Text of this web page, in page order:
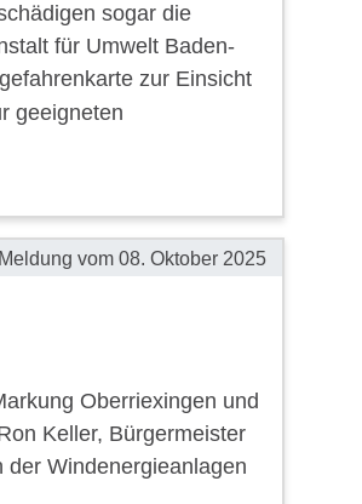
sogar die
für Umwelt Baden-
zur Einsicht
geeigneten
Meldung vom 08. Oktober 2025
Oberriexingen und
Keller, Bürgermeister
Windenergieanlagen